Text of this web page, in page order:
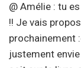
@ Amélie : tu
!! Je vais
prochainement
justement